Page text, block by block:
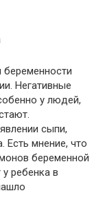
беременности
Негативные
у людей,
сыпи,
Есть мнение, что
беременной
ребенка в